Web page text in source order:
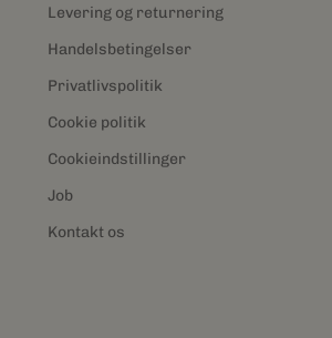
Levering og returnering
Handelsbetingelser
Privatlivspolitik
Cookie politik
Cookieindstillinger
Job
Kontakt os